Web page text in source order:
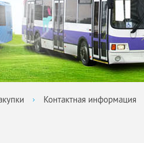
Контактная информация